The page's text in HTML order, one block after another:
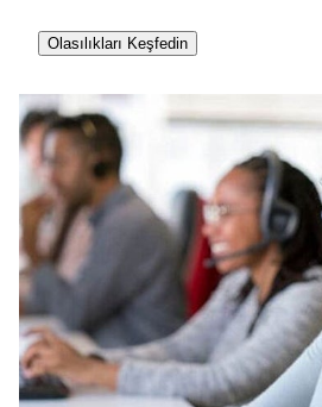
Olasılıkları Keşfedin